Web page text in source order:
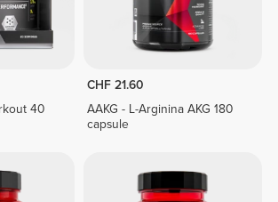
40
CHF 21.60
AAKG - L-Arginina AKG 180
capsule